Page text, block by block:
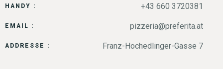
HANDY : +43 660 3720381
EMAIL : pizzeria@preferita.at
ADDRESSE : Franz-Hochedlinger-Gasse 7